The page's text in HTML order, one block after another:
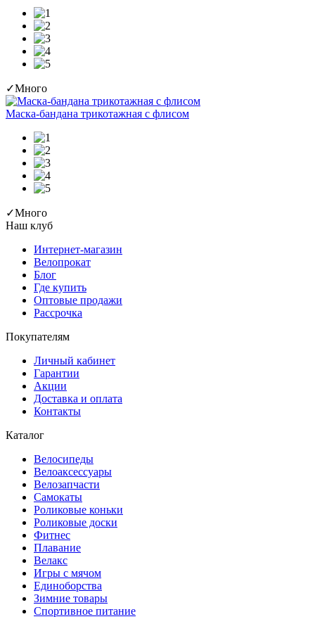
✓Много
Маска-бандана трикотажная с флисом
✓Много
Наш клуб
Интернет-магазин
Велопрокат
Блог
Где купить
Оптовые продажи
Рассрочка
Покупателям
Личный кабинет
Гарантии
Акции
Доставка и оплата
Контакты
Каталог
Велосипеды
Велоаксессуары
Велозапчасти
Самокаты
Роликовые коньки
Роликовые доски
Фитнес
Плавание
Велакс
Игры с мячом
Единоборства
Зимние товары
Спортивное питание